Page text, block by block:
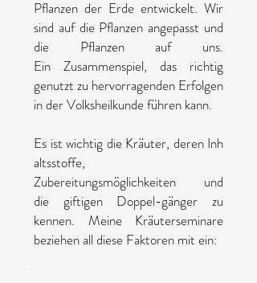
Pflanzen der Erde entwickelt. Wir
sind auf die Pflanzen angepasst und
die Pflanzen auf uns.
Ein Zusammenspiel, das richtig
genutzt zu hervorragenden Erfolgen
in der Volksheilkunde führen kann.
Es ist wichtig die Kräuter, deren Inh
altsstoffe,
Zubereitungsmöglichkeiten und
die giftigen Doppel-gänger zu
kennen. Meine Kräuterseminare
beziehen all diese Faktoren mit ein: